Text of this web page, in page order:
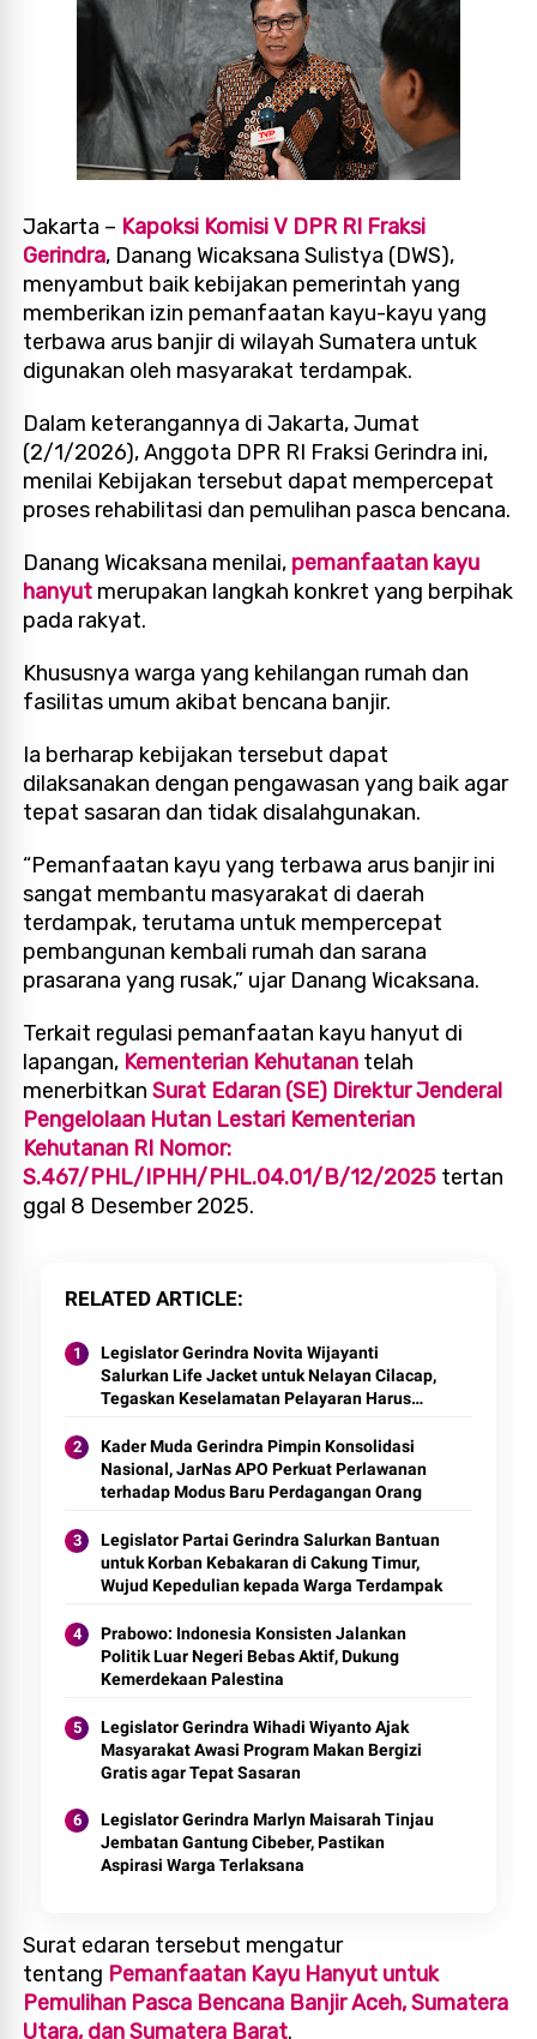
Jakarta – Kapoksi Komisi V DPR RI Fraksi
Gerindra, Danang Wicaksana Sulistya (DWS),
menyambut baik kebijakan pemerintah yang
memberikan izin pemanfaatan kayu-kayu yang
terbawa arus banjir di wilayah Sumatera untuk
digunakan oleh masyarakat terdampak.
Dalam keterangannya di Jakarta, Jumat
(2/1/2026), Anggota DPR RI Fraksi Gerindra ini,
menilai Kebijakan tersebut dapat mempercepat
proses rehabilitasi dan pemulihan pasca bencana.
Danang Wicaksana menilai, pemanfaatan kayu
hanyut merupakan langkah konkret yang berpihak
pada rakyat.
Khususnya warga yang kehilangan rumah dan
fasilitas umum akibat bencana banjir.
Ia berharap kebijakan tersebut dapat
dilaksanakan dengan pengawasan yang baik agar
tepat sasaran dan tidak disalahgunakan.
“Pemanfaatan kayu yang terbawa arus banjir ini
sangat membantu masyarakat di daerah
terdampak, terutama untuk mempercepat
pembangunan kembali rumah dan sarana
prasarana yang rusak,” ujar Danang Wicaksana.
Terkait regulasi pemanfaatan kayu hanyut di
lapangan, Kementerian Kehutanan telah
menerbitkanSurat Edaran (SE) Direktur Jenderal
Pengelolaan Hutan Lestari Kementerian
Kehutanan RI Nomor:
S.467/PHL/IPHH/PHL.04.01/B/12/2025 tertan
ggal 8 Desember 2025.
RELATED ARTICLE
Legislator Gerindra Novita Wijayanti
Salurkan Life Jacket untuk Nelayan Cilacap,
Tegaskan Keselamatan Pelayaran Harus
Kader Muda Gerindra Pimpin Konsolidasi
Nasional, JarNas APO Perkuat Perlawanan
terhadap Modus Baru Perdagangan Orang
Legislator Partai Gerindra Salurkan Bantuan
untuk Korban Kebakaran di Cakung Timur,
Wujud Kepedulian kepada Warga Terdampak
Prabowo: Indonesia Konsisten Jalankan
Politik Luar Negeri Bebas Aktif, Dukung
Kemerdekaan Palestina
Legislator Gerindra Wihadi Wiyanto Ajak
Masyarakat Awasi Program Makan Bergizi
Gratis agar Tepat Sasaran
Legislator Gerindra Marlyn Maisarah Tinjau
Jembatan Gantung Cibeber, Pastikan
Aspirasi Warga Terlaksana
Surat edaran tersebut mengatur
tentang Pemanfaatan Kayu Hanyut untuk
Pemulihan Pasca Bencana Banjir Aceh, Sumatera
Utara, dan Sumatera Barat.